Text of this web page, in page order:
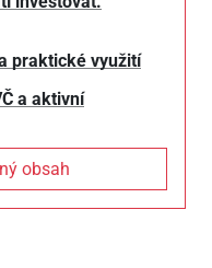
praktické využití
a aktivní
obsah